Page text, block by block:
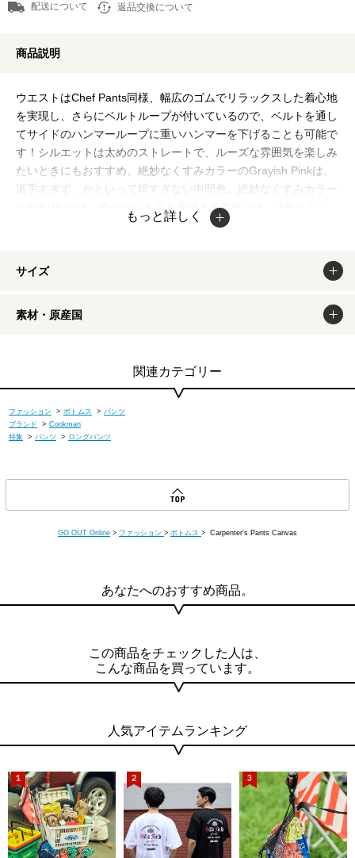
配送について 返品交換について
商品説明
ウエストはChef Pants同様、幅広のゴムでリラックスした着心地
を実現し、さらにベルトループが付いているので、ベルトを通し
てサイドのハンマーループに重いハンマーを下げることも可能で
す！シルエットは太めのストレートで、ルーズな雰囲気を楽しみ
たいときにもおすすめ。絶妙なくすみカラーのGrayish Pinkは、
派手すぎず、かといって暗すぎない中間色。絶妙なくすみカラー
のStill Waterは、穏やかな水面を意味する名前です。2色ともに、
程よい肉厚のキャンバス生地を使用し、タフさだけではなく快適
掲載商品は出来るだけ現物と同じになるよう撮影しております
が、若干色味が違う場合もございます。商品のカラーは、PCデ
すので予めご了承ください。
もっと詳しく
サイズ
素材・原産国
関連カテゴリー
ファッション > ボトムス > パンツ
ブランド
> Cookman
特集 > パンツ > ロングパンツ
GO OUT Online > ファッション > ボトムス > Carpenter's Pants Canvas
あなたへのおすすめ商品。
この商品をチェックした人は、
こんな商品を買っています。
人気アイテムランキング